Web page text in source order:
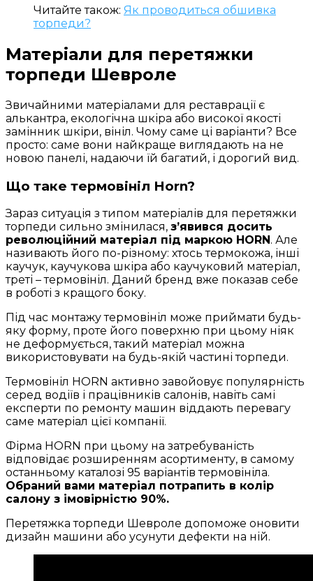
Читайте також: Як проводиться обшивка
торпеди?
Матеріали для перетяжки
торпеди Шевроле
Звичайними матеріалами для реставрації є
алькантра, екологічна шкіра або високої якості
замінник шкіри, вініл. Чому саме ці варіанти? Все
просто: саме вони найкраще виглядають на не
новою панелі, надаючи їй багатий, і дорогий вид.
Що таке термовініл Horn?
Зараз ситуація з типом матеріалів для перетяжки
торпеди сильно змінилася, з’явився досить
революційний матеріал під маркою HORN . Але
називають його по-різному: хтось термокожа, інші
каучук, каучукова шкіра або каучуковий матеріал,
треті – термовініл. Даний бренд вже показав себе
в роботі з кращого боку.
Під час монтажу термовініл може приймати будь-
яку форму, проте його поверхню при цьому ніяк
не деформується, такий матеріал можна
використовувати на будь-якій частині торпеди.
Термовініл HORN активно завойовує популярність
серед водіїв і працівників салонів, навіть самі
експерти по ремонту машин віддають перевагу
саме матеріал цієї компанії.
Фірма HORN при цьому на затребуваність
відповідає розширенням асортименту, в самому
останньому каталозі 95 варіантів термовініла.
Обраний вами матеріал потрапить в колір
салону з імовірністю 90%.
Перетяжка торпеди Шевроле допоможе оновити
дизайн машини або усунути дефекти на ній.